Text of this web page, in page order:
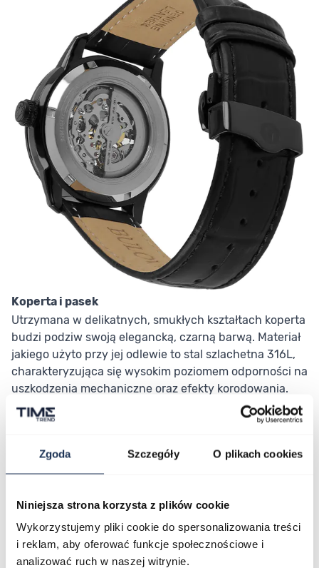
Zgoda Szczegóły O plikach cookies
Niniejsza strona korzysta z plików cookie
Wykorzystujemy pliki cookie do spersonalizowania treści
i reklam, aby oferować funkcje społecznościowe i
analizować ruch w naszej witrynie.
Koperta i pasek
Utrzymana w delikatnych, smukłych kształtach koperta
budzi podziw swoją elegancką, czarną barwą. Materiał
jakiego użyto przy jej odlewie to stal szlachetna 316L,
charakteryzująca się wysokim poziomem odporności na
uszkodzenia mechaniczne oraz efekty korodowania.
Wodoszczelność została określona przez producenta na
3 bar/30m, wartość oznaczającą odporność na lekkie
zanurzenia zegarka. Od spodu czasomierz zamykany
jest przez transparentny dekiel. Całość zegarka
pasku uszytym z wysokiej jakości skóry naturalnej.
Zastosowane tu zapięcie motylkowe zabezpiecza
czasomierz przed zsunięciem z nadgarstka.